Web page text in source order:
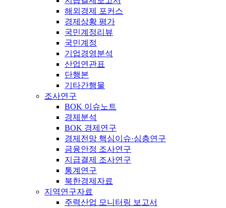
해외경제 포커스
경제상황 평가
국민계정리뷰
국민계정
기업경영분석
산업연관표
단행본
기타간행물
조사연구
BOK 이슈노트
경제분석
BOK 경제연구
경제전망 핵심이슈·심층연구
금융안정 조사연구
지급결제 조사연구
통계연구
북한경제자료
지역연구자료
주력산업 모니터링 보고서